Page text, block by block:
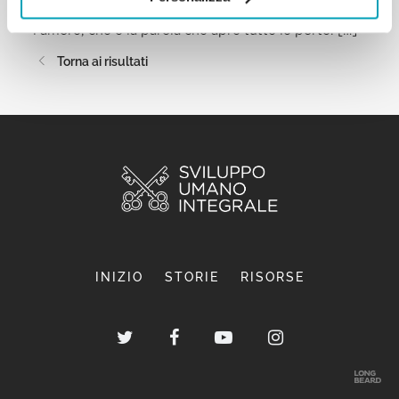
l’amore, che è la parola che apre tutte le porte. […]
Torna ai risultati
INIZIO STORIE RISORSE